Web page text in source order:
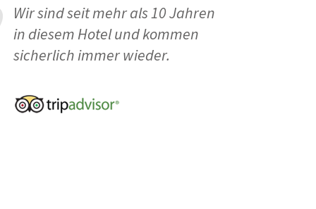
Wir sind seit mehr als 10 Jahren
in diesem Hotel und kommen
sicherlich immer wieder.